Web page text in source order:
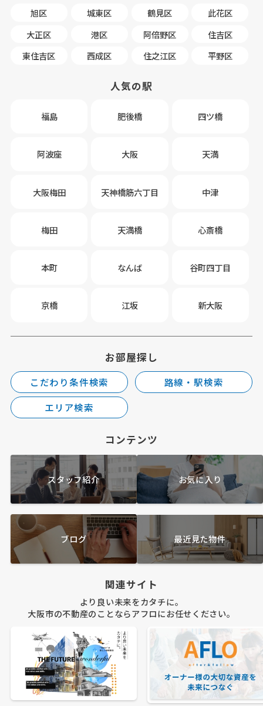
旭区
城東区 鶴見区
此花区
大正区
港区 阿倍野区
住吉区
東住吉区
西成区 住之江区 平野区
人気の駅
福島 肥後橋 四ツ橋
阿波座 大阪 天満
大阪梅田 天神橋筋六丁目 中津
梅田 天満橋 心斎橋
本町 なんば 谷町四丁目
京橋 江坂 新大阪
お部屋探し
こだわり条件検索
路線・駅検索
エリア検索
コンテンツ
スタッフ紹介 お気に入り
ブログ 最近見た物件
関連サイト
より良い未来をカタチに。
大阪市の不動産のことならアフロにお任せください。